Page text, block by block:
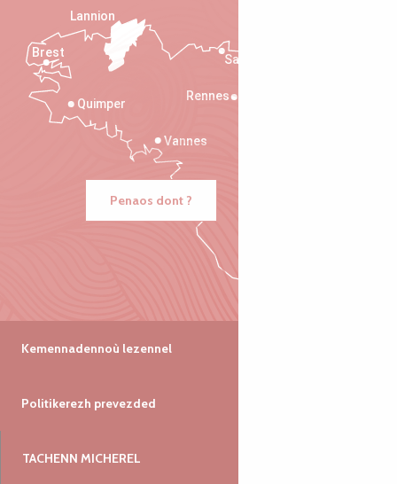
Saint-Malo
Rennes
Vannes
Quimper
Lannion
Brest
Penaos dont ?
Kemennadennoù lezennel
Politikerezh prevezded
TACHENN MICHEREL